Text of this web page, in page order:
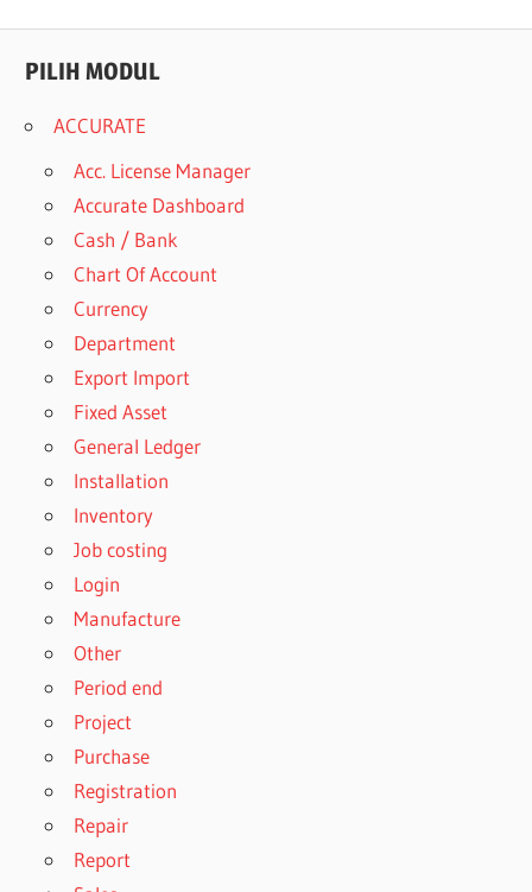
PILIH MODUL
ACCURATE
Acc. License Manager
Accurate Dashboard
Cash / Bank
Chart Of Account
Currency
Department
Export Import
Fixed Asset
General Ledger
Installation
Inventory
Job costing
Login
Manufacture
Other
Period end
Project
Purchase
Registration
Repair
Report